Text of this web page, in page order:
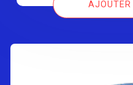
est :